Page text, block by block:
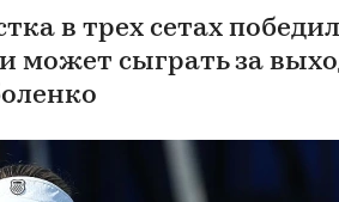
в трех сетах
может сыграть за